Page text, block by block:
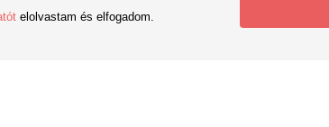
elolvastam és elfogadom.